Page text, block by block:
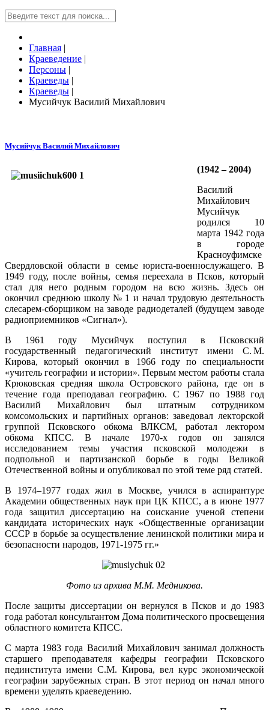
Главная |
Краеведение |
Персоны |
Краеведы |
Краеведы |
Мусийчук Василий Михайлович
Мусийчук Василий Михайлович
(1942 – 2004)
Василий
Михайлович
Мусийчук
родился 10
марта 1942 года
в городе
Красноуфимске
Свердловской области в семье юриста-военнослужащего. В
1949 году, после войны, семья переехала в Псков, который
стал для него родным городом на всю жизнь. Здесь он
окончил среднюю школу № 1 и начал трудовую деятельность
слесарем-сборщиком на заводе радиодеталей (будущем заводе
радиоприемников «Сигнал»).
В 1961 году Мусийчук поступил в Псковский
государственный педагогический институт имени С. М.
Кирова, который окончил в 1966 году по специальности
«учитель географии и истории». Первым местом работы стала
Крюковская средняя школа Островского района, где он в
течение года преподавал географию. С 1967 по 1988 год
Василий Михайлович был штатным сотрудником
комсомольских и партийных органов: заведовал лекторской
группой Псковского обкома ВЛКСМ, работал лектором
обкома КПСС. В начале 1970-х годов он занялся
исследованием темы участия псковской молодежи в
подпольной и партизанской борьбе в годы Великой
Отечественной войны и опубликовал по этой теме ряд статей.
В 1974–1977 годах жил в Москве, учился в аспирантуре
Академии общественных наук при ЦК КПСС, а в июне 1977
года защитил диссертацию на соискание ученой степени
кандидата исторических наук «Общественные организации
СССР в борьбе за осуществление ленинской политики мира и
безопасности народов, 1971-1975 гг.»
Фото из архива М.М. Медникова.
После защиты диссертации он вернулся в Псков и до 1983
года работал консультантом Дома политического просвещения
областного комитета КПСС.
С марта 1983 года Василий Михайлович занимал должность
старшего преподавателя кафедры географии Псковского
пединститута имени С.М. Кирова, вел курс экономической
географии зарубежных стран. В этот период он начал много
времени уделять краеведению.